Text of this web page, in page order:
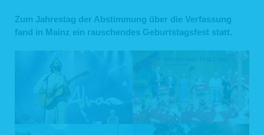
Zum Jahrestag der Abstimmung über die Verfassung
fand in Mainz ein rauschendes Geburtstagsfest statt.